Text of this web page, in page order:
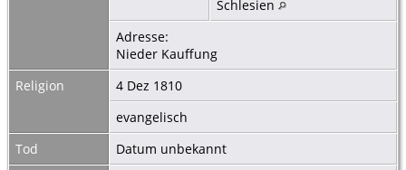
Schlesien
Adresse:
Nieder Kauffung
Religion
4 Dez 1810
evangelisch
Tod
Datum unbekannt